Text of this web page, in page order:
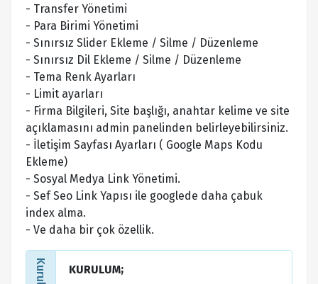
- Transfer Yönetimi
- Para Birimi Yönetimi
- Sınırsız Slider Ekleme / Silme / Düzenleme
- Sınırsız Dil Ekleme / Silme / Düzenleme
- Tema Renk Ayarları
- Limit ayarları
- Firma Bilgileri, Site başlığı, anahtar kelime ve site
açıklamasını admin panelinden belirleyebilirsiniz.
- İletişim Sayfası Ayarları ( Google Maps Kodu
Ekleme)
- Sosyal Medya Link Yönetimi.
- Sef Seo Link Yapısı ile googlede daha çabuk
index alma.
- Ve daha bir çok özellik.
KURULUM;